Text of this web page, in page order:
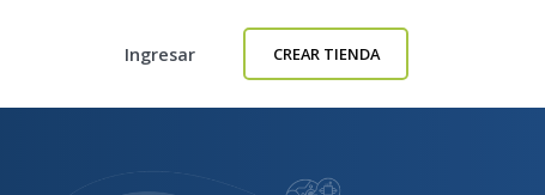
Ingresar CREAR TIENDA